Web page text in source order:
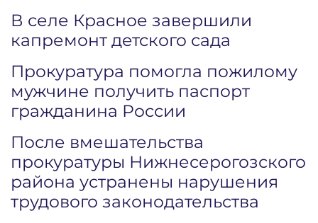
В селе Красное завершили
капремонт детского сада
Прокуратура помогла пожилому
мужчине получить паспорт
гражданина России
После вмешательства
прокуратуры Нижнесерогозского
района устранены нарушения
трудового законодательства